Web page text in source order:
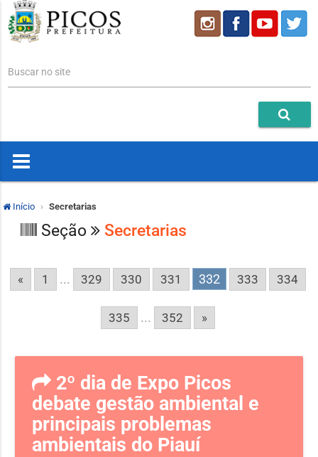
Buscar no site
Início Secretarias
Seção Secretarias
« 1 ... 329 330 331 332 333 334
335 ... 352 »
2º dia de Expo Picos
debate gestão ambiental e
principais problemas
ambientais do Piauí